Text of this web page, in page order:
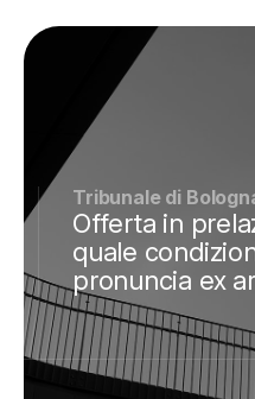
Tribunale di
Offerta in
quale
pronuncia ex